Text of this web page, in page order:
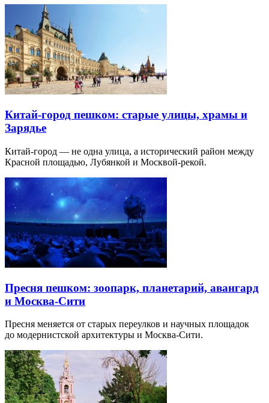
Китай-город пешком: старые улицы, храмы и
Зарядье
Китай-город — не одна улица, а исторический район между
Красной площадью, Лубянкой и Москвой-рекой.
Пресня пешком: зоопарк, планетарий, авангард
и Москва-Сити
Пресня меняется от старых переулков и научных площадок
до модернистской архитектуры и Москва-Сити.